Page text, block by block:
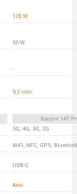
120 W
50 W
-
9,5 min.
Xiaomi 14T
5G, 4G, 3G, 2G
WiFi, NFC, GPS,
USB-C
Ano